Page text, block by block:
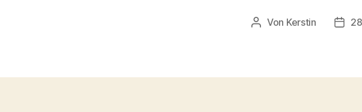
Beitragsautor
Von Kerstin